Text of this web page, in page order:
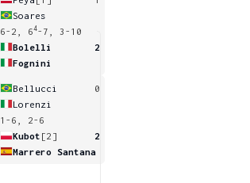
Soares
6-2, 64-7, 3-10
Bolelli
2
Fognini
Bellucci
0
Lorenzi
1-6, 2-6
Kubot [2]
2
Marrero Santana